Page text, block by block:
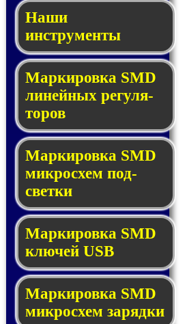
Наши
инструменты
Маркировка SMD
ли­ней­ных ре­гу­ля­
то­ров
Маркировка SMD
мик­ро­схем под­
свет­ки
Маркировка SMD
клю­чей USB
Маркировка SMD
мик­рос­хем за­ряд­ки